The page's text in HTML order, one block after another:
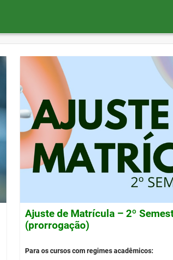
Ajuste de Matrícula – 2º
(prorrogação)
Para os cursos com regimes acadêmicos: